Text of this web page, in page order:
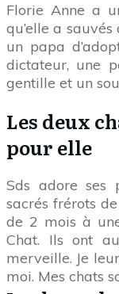
Florie Anne a
qu’elle a
un papa
dictateur, une
gentille et un
Les deux
pour elle
Sds adore ses
sacrés frérots
de 2 mois à
Chat. Ils ont
merveille. Je
moi. Mes chats